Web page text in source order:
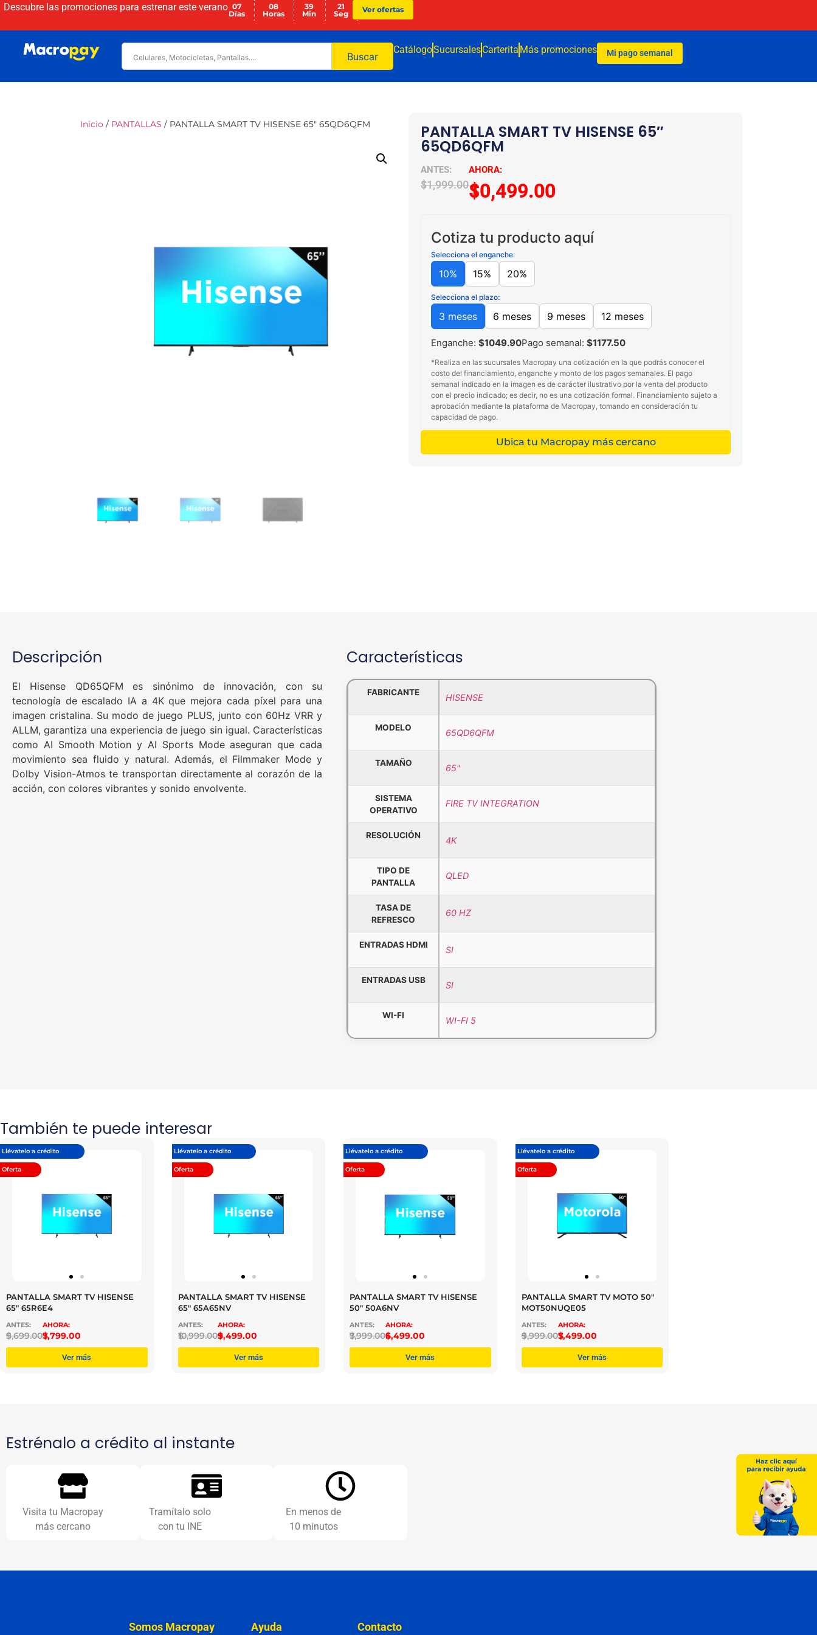
Descubre las promociones para estrenar este verano 07
Días
08
Horas
39
Min
21
Seg
Ver ofertas
Buscar
CatálogoSucursalesCarterita Más promociones Mi pago semanal
Inicio / PANTALLAS / PANTALLA SMART TV HISENSE 65″ 65QD6QFM PANTALLA SMART TV HISENSE 65″
65QD6QFM
$
11,999.00$
10,499.00
Cotiza tu producto aquí
Selecciona el enganche:
10% 15% 20%
Selecciona el plazo:
3 meses 6 meses 9 meses 12 meses
Enganche: $1049.90Pago semanal: $1177.50
*Realiza en las sucursales Macropay una cotización en la que podrás conocer el
costo del financiamiento, enganche y monto de los pagos semanales. El pago
semanal indicado en la imagen es de carácter ilustrativo por la venta del producto
con el precio indicado; es decir, no es una cotización formal. Financiamiento sujeto a
aprobación mediante la plataforma de Macropay, tomando en consideración tu
capacidad de pago.
Ubica tu Macropay más cercano
Descripción
El Hisense QD65QFM es sinónimo de innovación, con su
tecnología de escalado IA a 4K que mejora cada píxel para una
imagen cristalina. Su modo de juego PLUS, junto con 60Hz VRR y
ALLM, garantiza una experiencia de juego sin igual. Características
como AI Smooth Motion y AI Sports Mode aseguran que cada
movimiento sea fluido y natural. Además, el Filmmaker Mode y
Dolby Vision-Atmos te transportan directamente al corazón de la
acción, con colores vibrantes y sonido envolvente.
Características
FABRICANTE HISENSE
MODELO 65QD6QFM
TAMAÑO 65"
SISTEMA
OPERATIVO
FIRE TV INTEGRATION
RESOLUCIÓN 4K
TIPO DE
PANTALLA
QLED
TASA DE
REFRESCO
60 HZ
ENTRADAS HDMI SI
ENTRADAS USB SI
WI-FI WI-FI 5
También te puede interesar
Llévatelo a crédito
Oferta
PANTALLA SMART TV HISENSE
65″ 65R6E4
$
9,699.00$
7,799.00
Ver más
Llévatelo a crédito
Oferta
PANTALLA SMART TV HISENSE
65″ 65A65NV
$
10,999.00$
9,499.00
Ver más
Llévatelo a crédito
Oferta
PANTALLA SMART TV HISENSE
50″ 50A6NV
$
7,999.00$
6,499.00
Ver más
Llévatelo a crédito
Oferta
PANTALLA SMART TV MOTO 50″
MOT50NUQE05
$
9,999.00$
7,499.00
Ver más
Estrénalo a crédito al instante
Visita tu Macropay
más cercano
Tramítalo solo
con tu INE
En menos de
10 minutos
Somos Macropay Ayuda Contacto